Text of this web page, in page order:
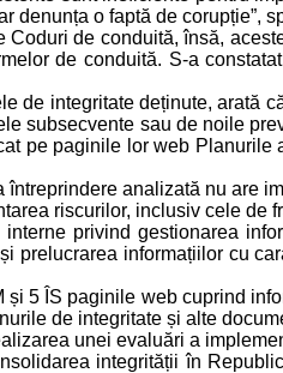
denunța o faptă de corupție”,
de conduită, însă,
de conduită. S-a
de integritate deținute, arată
subsecvente sau de noile
pe paginile lor web
analizată nu are
riscurilor, inclusiv cele
privind gestionarea
informațiilor cu
5 ÎS paginile web cuprind
de integritate și alte
unei evaluări a
integrității în